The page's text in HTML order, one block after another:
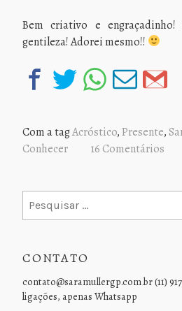
Bem criativo e
gentileza! Adorei mesmo!!
Com a tagAcróstico,Presente,
Conhecer
16 Comentários
por:
CONTATO
contato@saramullergp.com.br (11)
ligações, apenas Whatsapp